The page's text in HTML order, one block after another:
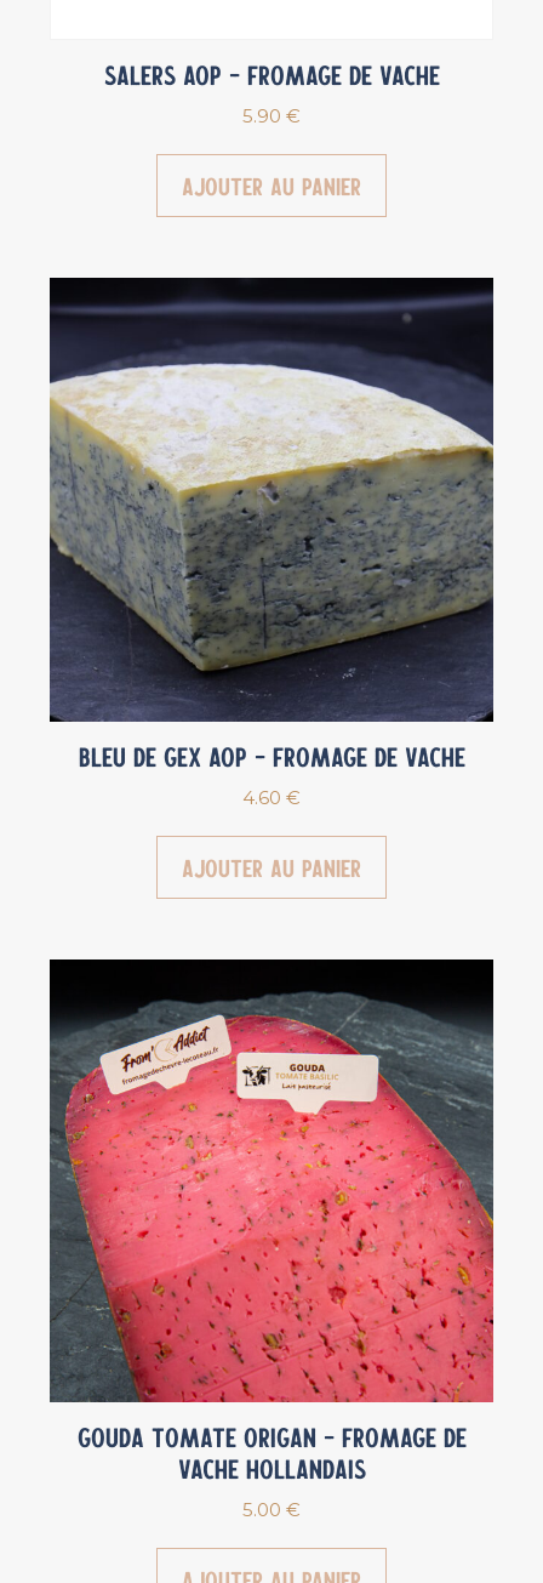
Salers AOP – Fromage de vache
5.90 €
Ajouter au panier
Bleu de Gex AOP – Fromage de vache
4.60 €
Ajouter au panier
Gouda Tomate Origan – Fromage de
vache Hollandais
5.00 €